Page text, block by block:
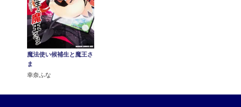
魔法使い候補生と魔王さ
ま
幸奈ふな